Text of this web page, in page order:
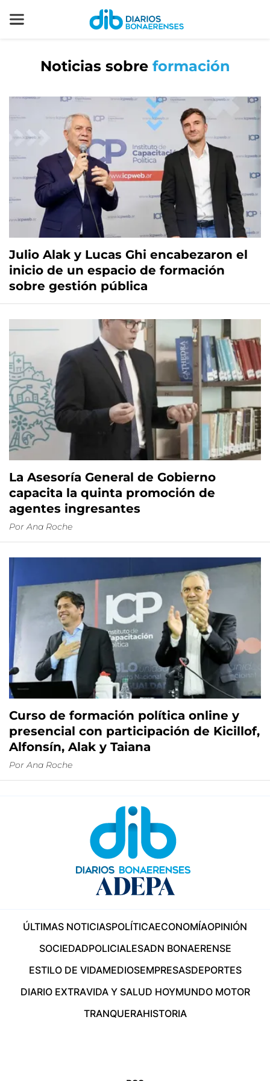
Noticias sobre formación
Julio Alak y Lucas Ghi encabezaron el
inicio de un espacio de formación
sobre gestión pública
La Asesoría General de Gobierno
capacita la quinta promoción de
agentes ingresantes
Por Ana Roche
Curso de formación política online y
presencial con participación de Kicillof,
Alfonsín, Alak y Taiana
Por Ana Roche
ÚLTIMAS NOTICIASPOLÍTICAECONOMÍAOPINIÓN
SOCIEDADPOLICIALESADN BONAERENSE
ESTILO DE VIDAMEDIOSEMPRESASDEPORTES
DIARIO EXTRAVIDA Y SALUD HOYMUNDO MOTOR
TRANQUERAHISTORIA